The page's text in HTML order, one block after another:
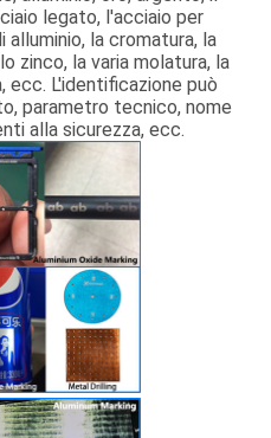
legato, l'acciaio per
alluminio, la cromatura, la
zinco, la varia molatura, la
L'identificazione può
parametro tecnico, nome
alla sicurezza, ecc.